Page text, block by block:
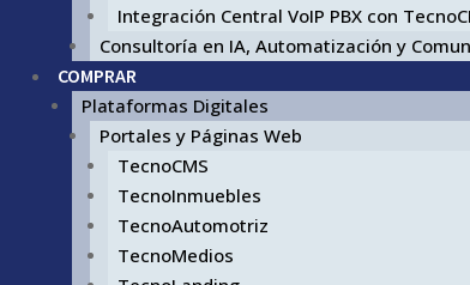
Integración Central VoIP PBX con
Consultoría en IA, Automatización y
COMPRAR
Plataformas Digitales
Portales y Páginas Web
TecnoCMS
TecnoInmuebles
TecnoAutomotriz
TecnoMedios